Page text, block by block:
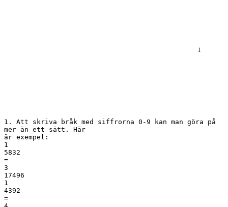
1. Att skriva bråk med siffrorna 0-9 kan man göra på
mer än ett sätt. Här
är exempel:
1
5832
=
3
17496
1
4392
=